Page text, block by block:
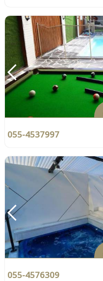
055-4537997
055-4576309